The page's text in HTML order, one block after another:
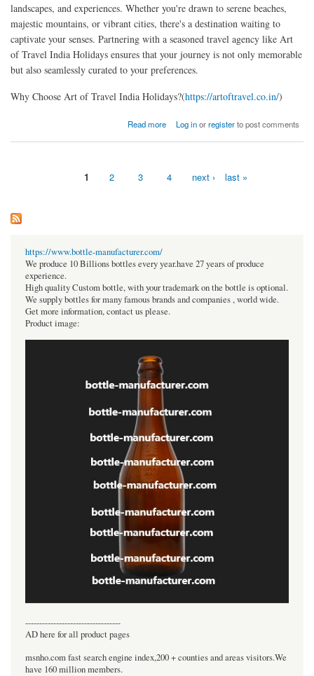
landscapes, and experiences. Whether you're drawn to serene beaches,
majestic mountains, or vibrant cities, there's a destination waiting to
captivate your senses. Partnering with a seasoned travel agency like Art
of Travel India Holidays ensures that your journey is not only memorable
but also seamlessly curated to your preferences.
Why Choose Art of Travel India Holidays?(https://artoftravel.co.in/)
Read more
about Discover India's Top Travel Destinations for 2025 with Art of Travel India Holidays
Log inorregisterto post comments
1 2 3 4 next › last »
https://www.bottle-manufacturer.com/
We produce 10 Billions bottles every year.have 27 years of produce
experience.
High quality Custom bottle, with your trademark on the bottle is optional.
We supply bottles for many famous brands and companies , world wide.
Get more information, contact us please.
Product image:
----------------------------------
AD here for all product pages
msnho.com fast search engine index,200 + counties and areas visitors.We
have 160 million members.